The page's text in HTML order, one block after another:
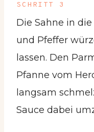
SCHRITT 3
Die Sahne in
und Pfeffer
lassen. Den
Pfanne vom
langsam
Sauce dabei